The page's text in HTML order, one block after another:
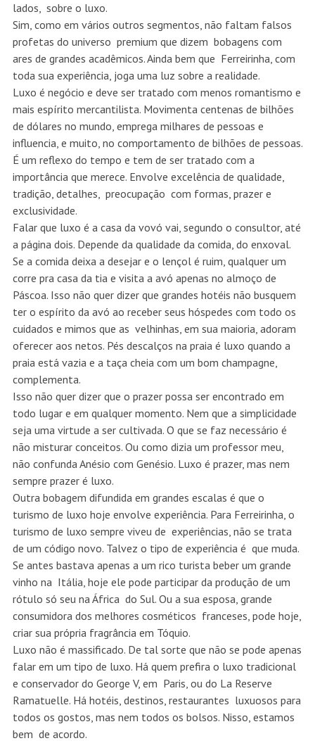
lados, sobre o luxo.
Sim, como em vários outros segmentos, não faltam falsos
profetas do universo premium que dizem bobagens com
ares de grandes acadêmicos. Ainda bem que Ferreirinha, com
toda sua experiência, joga uma luz sobre a realidade.
Luxo é negócio e deve ser tratado com menos romantismo e
mais espírito mercantilista. Movimenta centenas de bilhões
de dólares no mundo, emprega milhares de pessoas e
influencia, e muito, no comportamento de bilhões de pessoas.
É um reflexo do tempo e tem de ser tratado com a
importância que merece. Envolve excelência de qualidade,
tradição, detalhes, preocupação com formas, prazer e
exclusividade.
Falar que luxo é a casa da vovó vai, segundo o consultor, até
a página dois. Depende da qualidade da comida, do enxoval.
Se a comida deixa a desejar e o lençol é ruim, qualquer um
corre pra casa da tia e visita a avó apenas no almoço de
Páscoa. Isso não quer dizer que grandes hotéis não busquem
ter o espírito da avó ao receber seus hóspedes com todo os
cuidados e mimos que as velhinhas, em sua maioria, adoram
oferecer aos netos. Pés descalços na praia é luxo quando a
praia está vazia e a taça cheia com um bom champagne,
complementa.
Isso não quer dizer que o prazer possa ser encontrado em
todo lugar e em qualquer momento. Nem que a simplicidade
seja uma virtude a ser cultivada. O que se faz necessário é
não misturar conceitos. Ou como dizia um professor meu,
não confunda Anésio com Genésio. Luxo é prazer, mas nem
sempre prazer é luxo.
Outra bobagem difundida em grandes escalas é que o
turismo de luxo hoje envolve experiência. Para Ferreirinha, o
turismo de luxo sempre viveu de experiências, não se trata
de um código novo. Talvez o tipo de experiência é que muda.
Se antes bastava apenas a um rico turista beber um grande
vinho na Itália, hoje ele pode participar da produção de um
rótulo só seu na África do Sul. Ou a sua esposa, grande
consumidora dos melhores cosméticos franceses, pode hoje,
criar sua própria fragrância em Tóquio.
Luxo não é massificado. De tal sorte que não se pode apenas
falar em um tipo de luxo. Há quem prefira o luxo tradicional
e conservador do George V, em Paris, ou do La Reserve
Ramatuelle. Há hotéis, destinos, restaurantes luxuosos para
todos os gostos, mas nem todos os bolsos. Nisso, estamos
bem de acordo.